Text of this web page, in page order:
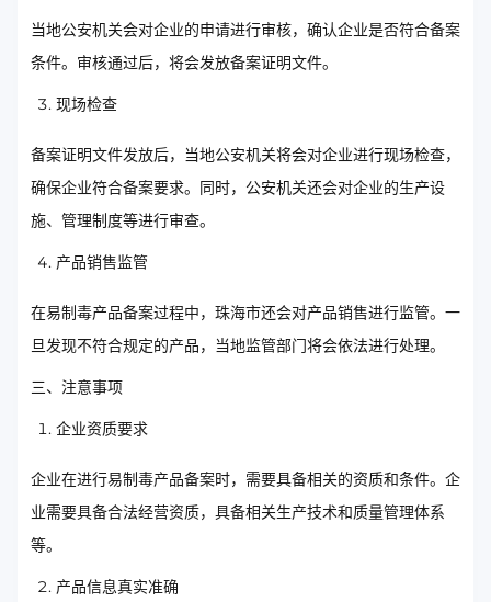
当地公安机关会对企业的申请进行审核，确认企业是否符合备案
条件。审核通过后，将会发放备案证明文件。
现场检查
备案证明文件发放后，当地公安机关将会对企业进行现场检查，
确保企业符合备案要求。同时，公安机关还会对企业的生产设
施、管理制度等进行审查。
产品销售监管
在易制毒产品备案过程中，珠海市还会对产品销售进行监管。一
旦发现不符合规定的产品，当地监管部门将会依法进行处理。
三、注意事项
企业资质要求
企业在进行易制毒产品备案时，需要具备相关的资质和条件。企
业需要具备合法经营资质，具备相关生产技术和质量管理体系
等。
产品信息真实准确